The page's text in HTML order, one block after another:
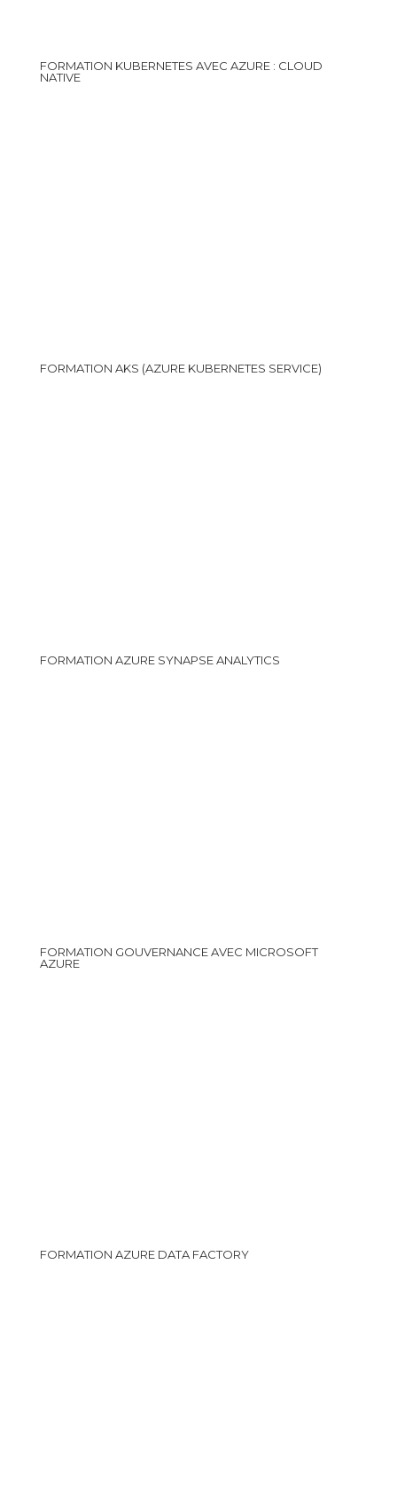
FORMATION KUBERNETES AVEC AZURE : CLOUD
NATIVE
FORMATION AKS (AZURE KUBERNETES SERVICE)
FORMATION AZURE SYNAPSE ANALYTICS
FORMATION GOUVERNANCE AVEC MICROSOFT
AZURE
FORMATION AZURE DATA FACTORY